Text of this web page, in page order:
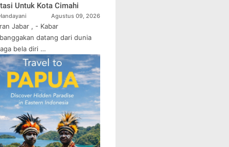
Untuk Kota Cimahi
Agustus 09, 2026
Jabar , - Kabar
datang dari dunia
bela diri …